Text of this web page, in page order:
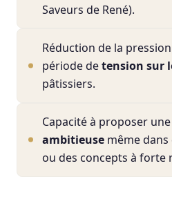
Saveurs de René).
Réduction de la
période detension sur
pâtissiers.
Capacité à proposer une
ambitieuse même
ou des concepts à forte